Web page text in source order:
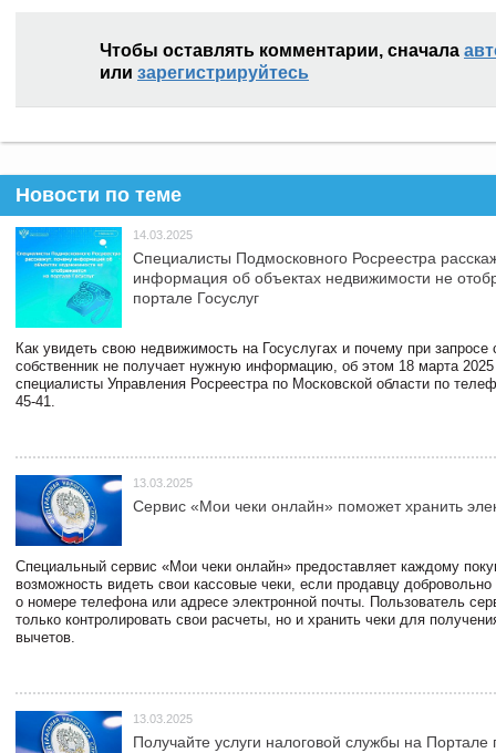
Чтобы оставлять комментарии, сначала
или зарегистрируйтесь
Новости по теме
14.03.2025
Специалисты Подмосковного Росреестра
информация об объектах недвижимости не
портале Госуслуг
Как увидеть свою недвижимость на Госуслугах и почему при запросе
собственник не получает нужную информацию, об этом 18 марта 2025
специалисты Управления Росреестра по Московской области по
45-41.
13.03.2025
Сервис «Мои чеки онлайн» поможет хранить
Специальный сервис «Мои чеки онлайн» предоставляет каждому
возможность видеть свои кассовые чеки, если продавцу
о номере телефона или адресе электронной почты. Пользователь
только контролировать свои расчеты, но и хранить чеки для
вычетов.
13.03.2025
Получайте услуги налоговой службы на Портале